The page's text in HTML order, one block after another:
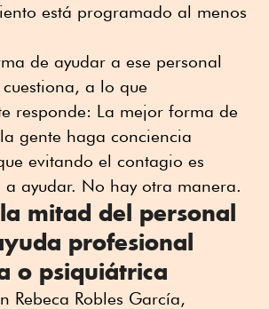
está programado al menos
de ayudar a ese personal
a lo que
responde: La mejor forma de
gente haga conciencia
evitando el contagio es
a ayudar. No hay otra manera.
mitad del personal
profesional
o psiquiátrica
Rebeca Robles García,